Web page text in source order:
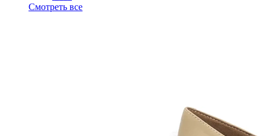
Смотреть все